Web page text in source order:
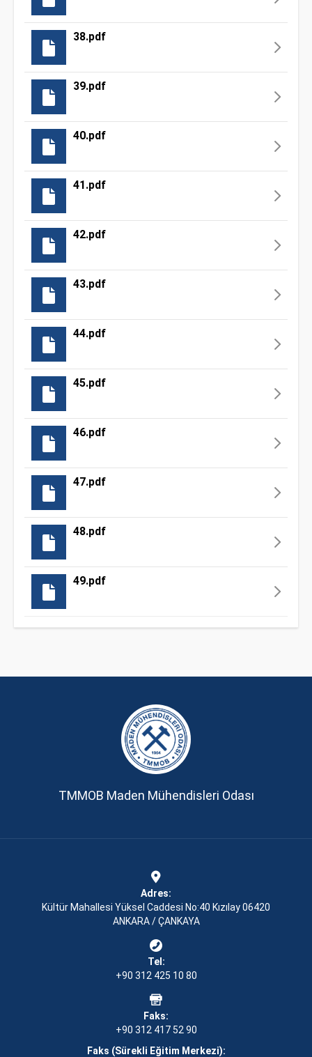
38.pdf
39.pdf
40.pdf
41.pdf
42.pdf
43.pdf
44.pdf
45.pdf
46.pdf
47.pdf
48.pdf
49.pdf
TMMOB Maden Mühendisleri Odası
Adres:
Kültür Mahallesi Yüksel Caddesi No:40 Kızılay 06420
ANKARA / ÇANKAYA
Tel:
+90 312 425 10 80
Faks:
+90 312 417 52 90
Faks (Sürekli Eğitim Merkezi):